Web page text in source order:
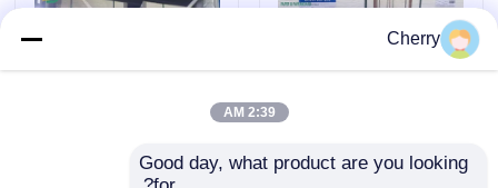
جميع القضايا
ورق NCR بدون كربون
Cherry
2:39 AM
Good day, what product are you looking